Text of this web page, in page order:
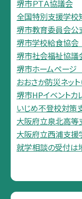
堺市ＰＴＡ協議会
全国特別支援学
堺市教育委員会公
堺市学校給食協会
堺市社会福祉協議
堺市ホームページ
おおさか防災ネット
堺市HPイベントカ
いじめ不登校対策
大阪府立泉北高等
大阪府立西浦支援
就学相談の受付は